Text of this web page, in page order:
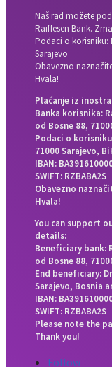
Naš rad možete
Raiffesen Bank.
Podaci o korisniku:
Sarajevo
Obavezno
Hvala!
Plaćanje iz
Banka korisnika:
od Bosne 88,
Podaci o
71000 Sarajevo,
IBAN:
SWIFT: RZBABA2S
Obavezno
Hvala!
You can support
details:
Beneficiary bank:
od Bosne 88,
End beneficiary:
Sarajevo, Bosnia
IBAN:
SWIFT: RZBABA2S
Please note the
Thank you!
Follow